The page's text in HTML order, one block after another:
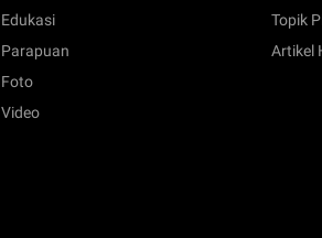
Edukasi
Parapuan
Foto
Video
Topik
Artikel